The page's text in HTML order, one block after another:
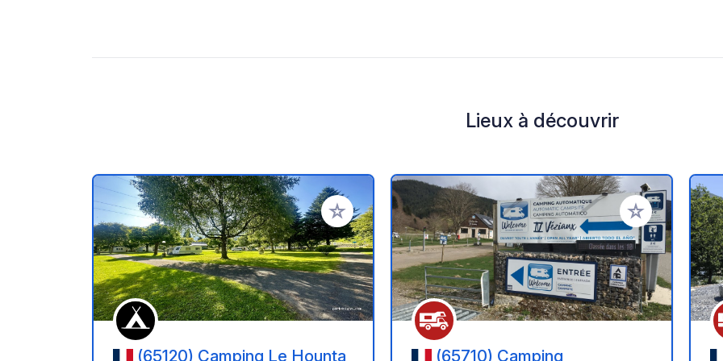
Lieux à découvrir
Ajouter à vos favoris
(65120) Camping Le Hounta
Ajouter à vos
(65710) Camping